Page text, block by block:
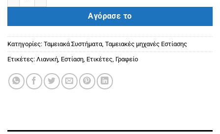
Αγόρασε το
Κατηγορίες: Ταμειακά Συστήματα Ταμειακές μηχανές Εστίασης
Ετικέτες: Λιανική Εστίαση Ετικέτες Γραφείο